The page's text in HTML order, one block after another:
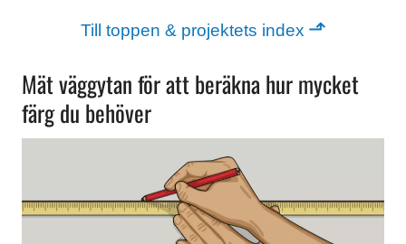
Till toppen & projektets index ⬏
Mät väggytan för att beräkna hur mycket
färg du behöver